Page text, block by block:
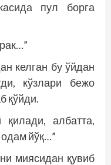
пул борга
келган бу ўйдан
кўзлари бежо
қўйди.
қилади, албатта,
йўқ…”
миясидан қувиб